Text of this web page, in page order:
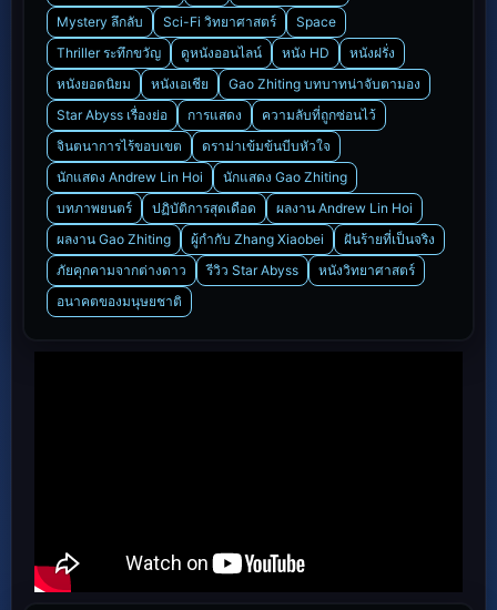
Mystery ลึกลับ
Sci-Fi วิทยาศาสตร์
Space
Thriller ระทึกขวัญ
ดูหนังออนไลน์ หนัง HD
หนังฝรั่ง
หนังยอดนิยม
หนังเอเชีย
Gao Zhiting บทบาทน่าจับตามอง
Star Abyss เรื่องย่อ
การแสดง
ความลับที่ถูกซ่อนไว้
จินตนาการไร้ขอบเขต
ดราม่าเข้มข้นบีบหัวใจ
นักแสดง Andrew Lin Hoi
นักแสดง Gao Zhiting
บทภาพยนตร์
ปฏิบัติการสุดเดือด
ผลงาน Andrew Lin Hoi
ผลงาน Gao Zhiting
ผู้กำกับ Zhang Xiaobei
ฝันร้ายที่เป็นจริง
ภัยคุกคามจากต่างดาว
รีวิว Star Abyss
หนังวิทยาศาสตร์
อนาคตของมนุษยชาติ